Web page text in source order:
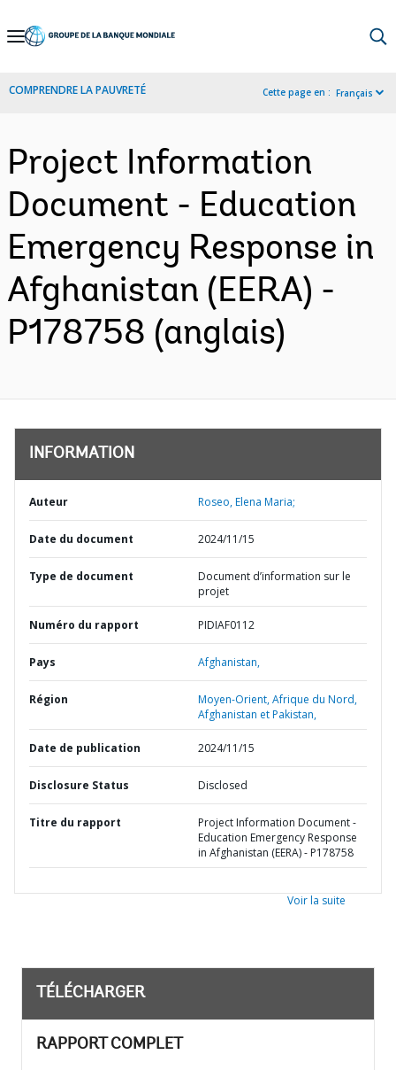
Skip
Navigation
COMPRENDRE LA PAUVRETÉ Cette page en : Français
Project Information
Document - Education
Emergency Response in
Afghanistan (EERA) -
P178758 (anglais)
INFORMATION
Auteur Roseo, Elena Maria;
Date du document 2024/11/15
Type de document
Document d’information sur le
projet
Numéro du rapport PIDIAF0112
Pays Afghanistan,
Région
Moyen-Orient, Afrique du Nord,
Afghanistan et Pakistan,
Date de publication 2024/11/15
Disclosure Status Disclosed
Titre du rapport
Project Information Document -
Education Emergency Response
in Afghanistan (EERA) - P178758
Voir la suite
TÉLÉCHARGER
RAPPORT COMPLET